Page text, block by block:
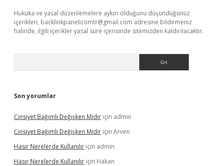
Hukuka ve yasal düzenlemelere aykırı olduğunu düşündüğünüz
içerikleri, backlinkpanelicomtr@gmail.com adresine bildirmeniz
halinde, ilgili içerikler yasal süre içerisinde sitemizden kaldırılacaktır.
Son yorumlar
Cinsiyet Bağımlı Değişken Midir için admin
Cinsiyet Bağımlı Değişken Midir için Arven
Hasır Nerelerde Kullanılır için admin
Hasır Nerelerde Kullanılır için Hakan